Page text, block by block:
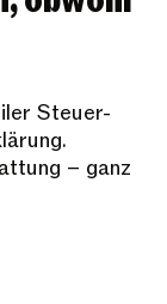
Steuer-
– ganz